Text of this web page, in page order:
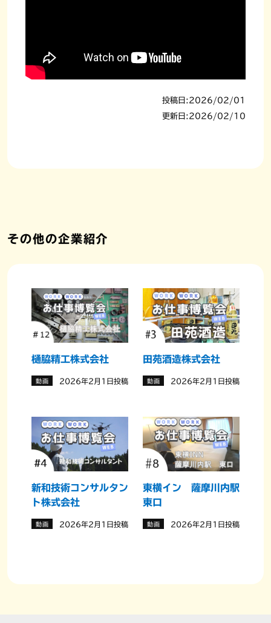
ハローワーク
投稿日:2026/02/01
更新日:2026/02/10
その他の企業紹介
樋脇精工株式会社
動画 2026年2月1日投稿
田苑酒造株式会社
動画 2026年2月1日投稿
新和技術コンサルタン
ト株式会社
動画 2026年2月1日投稿
東横イン 薩摩川内駅
東口
動画 2026年2月1日投稿